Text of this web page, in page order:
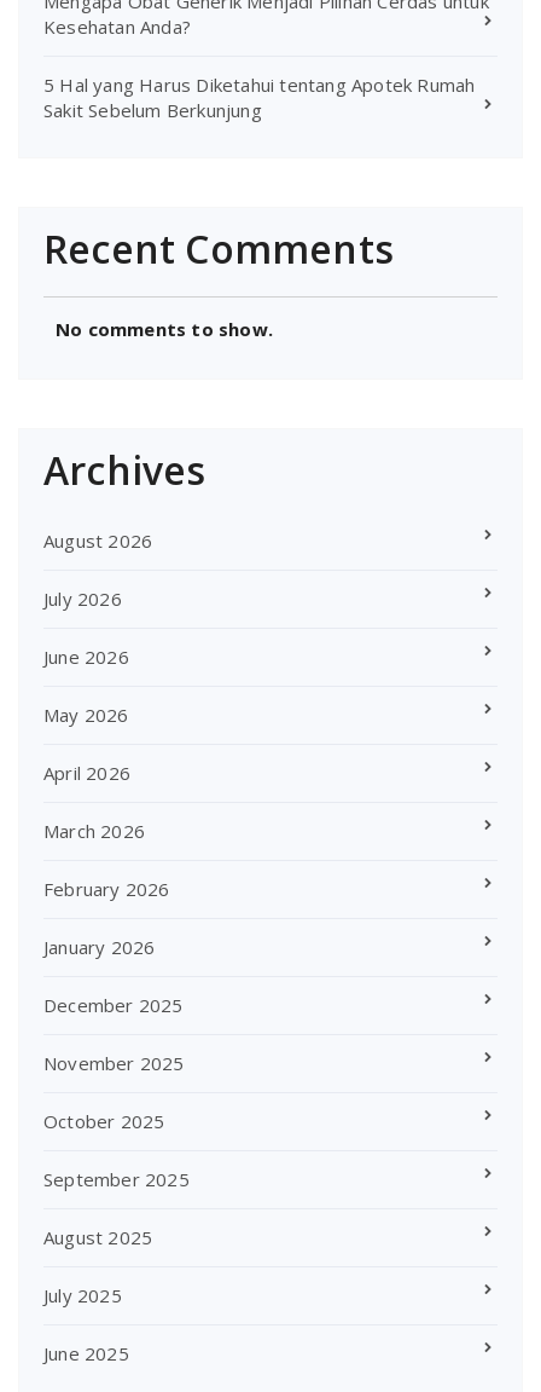
Kesehatan Anda?
5 Hal yang Harus Diketahui tentang Apotek Rumah
Sakit Sebelum Berkunjung
Recent Comments
No comments to show.
Archives
August 2026
July 2026
June 2026
May 2026
April 2026
March 2026
February 2026
January 2026
December 2025
November 2025
October 2025
September 2025
August 2025
July 2025
June 2025